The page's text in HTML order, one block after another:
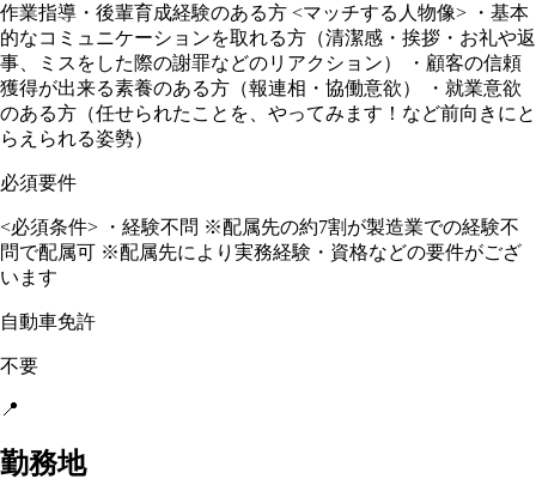
作業指導・後輩育成経験のある方 <マッチする人物像> ・基本
的なコミュニケーションを取れる方（清潔感・挨拶・お礼や返
事、ミスをした際の謝罪などのリアクション） ・顧客の信頼
獲得が出来る素養のある方（報連相・協働意欲） ・就業意欲
のある方（任せられたことを、やってみます！など前向きにと
らえられる姿勢）
必須要件
<必須条件> ・経験不問 ※配属先の約7割が製造業での経験不
問で配属可 ※配属先により実務経験・資格などの要件がござ
います
自動車免許
不要
📍
勤務地